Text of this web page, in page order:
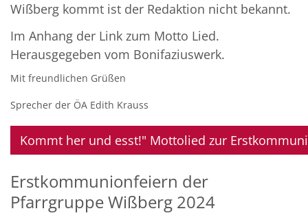
Wißberg kommt ist der Redaktion nicht bekannt.
Im Anhang der Link zum Motto Lied.
Herausgegeben vom Bonifaziuswerk.
Mit freundlichen Grüßen
Sprecher der ÖA Edith Krauss
Kommt her und esst!" Mottolied zur
Erstkommunionfeiern der
Pfarrgruppe Wißberg 2024